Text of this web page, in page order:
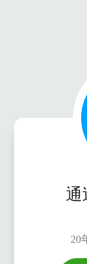
通
20